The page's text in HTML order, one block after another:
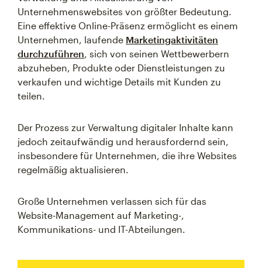
Unternehmenswebsites von größter Bedeutung.
Eine effektive Online-Präsenz ermöglicht es einem
Unternehmen, laufende Marketingaktivitäten
durchzuführen, sich von seinen Wettbewerbern
abzuheben, Produkte oder Dienstleistungen zu
verkaufen und wichtige Details mit Kunden zu
teilen.
Der Prozess zur Verwaltung digitaler Inhalte kann
jedoch zeitaufwändig und herausfordernd sein,
insbesondere für Unternehmen, die ihre Websites
regelmäßig aktualisieren.
Große Unternehmen verlassen sich für das
Website-Management auf Marketing-,
Kommunikations- und IT-Abteilungen.